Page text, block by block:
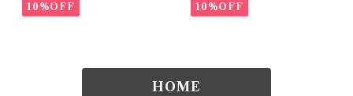
10%OFF 10%OFF
HOME